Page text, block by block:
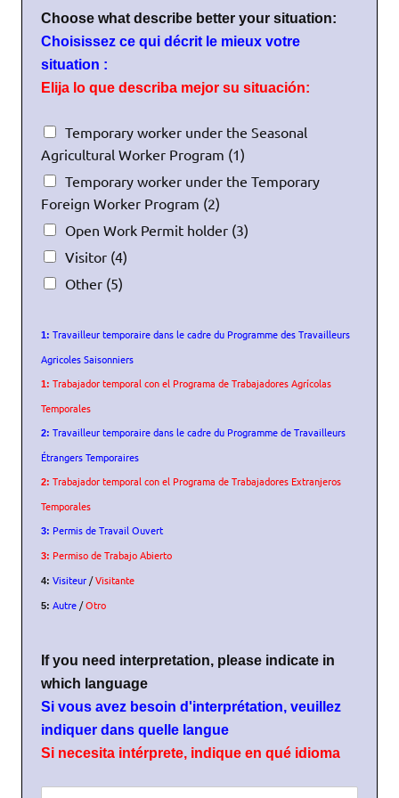
e
l
C
o
r
o
e
l
c
t
ó
c
o
/
G
n
r
G
é
n
e
r
o
*
Choose what describe better your situation:
Choisissez ce qui décrit le mieux votre
situation :
Elija lo que describa mejor su situación:
C
o
o
s
w
h
t
s
c
r
v
e
b
t
t
r
y
o
r
t
u
a
t
i
o
*
Temporary worker under the Seasonal
Agricultural Worker Program (1)
Temporary worker under the Temporary
Foreign Worker Program (2)
Open Work Permit holder (3)
Visitor (4)
Other (5)
1: Travailleur temporaire dans le cadre du Programme des Travailleurs
Agricoles Saisonniers
1: Trabajador temporal con el Programa de Trabajadores Agrícolas
Temporales
2: Travailleur temporaire dans le cadre du Programme de Travailleurs
Étrangers Temporaires
2: Trabajador temporal con el Programa de Trabajadores Extranjeros
Temporales
3: Permis de Travail Ouvert
3: Permiso de Trabajo Abierto
4: Visiteur /Visitante
5: Autre /Otro
If you need interpretation, please indicate in
which language
Si vous avez besoin d'interprétation, veuillez
indiquer dans quelle langue
Si necesita intérprete, indique en qué idioma